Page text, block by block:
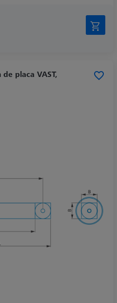
de placa VAST,